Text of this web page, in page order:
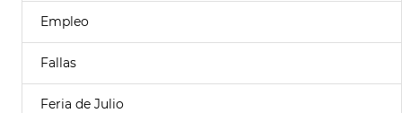
Empleo
Fallas
Feria de Julio